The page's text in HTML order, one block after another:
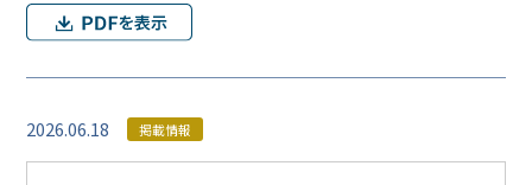
2026.06.18 掲載情報